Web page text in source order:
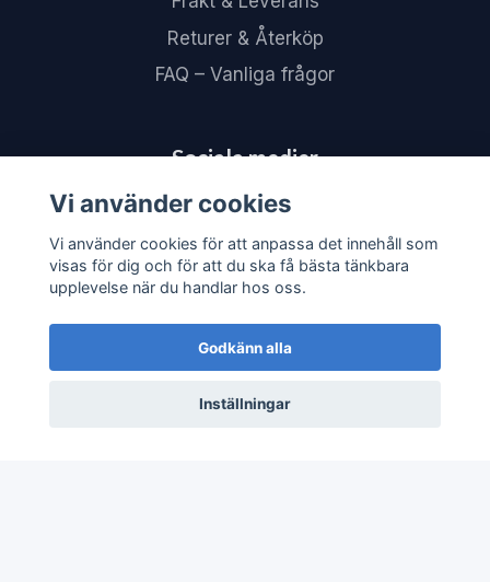
Returer & Återköp
FAQ – Vanliga frågor
Sociala medier
Vi använder cookies
Vi använder cookies för att anpassa det innehåll som
visas för dig och för att du ska få bästa tänkbara
upplevelse när du handlar hos oss.
Godkänn alla
Inställningar